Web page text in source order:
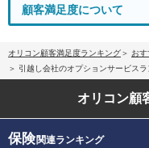
顧客満足度について
オリコン顧客満足度ランキング おす
引越し会社のオプションサービス
オリコン顧
保険関連ランキング